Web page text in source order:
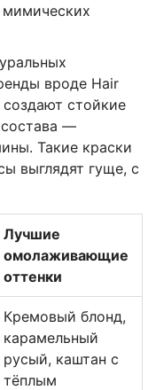
вроде Hair
стойкие
—
Такие краски
выглядят гуще, с
Лучшие
омолаживающие
оттенки
Кремовый блонд,
карамельный
русый, каштан с
тёплым